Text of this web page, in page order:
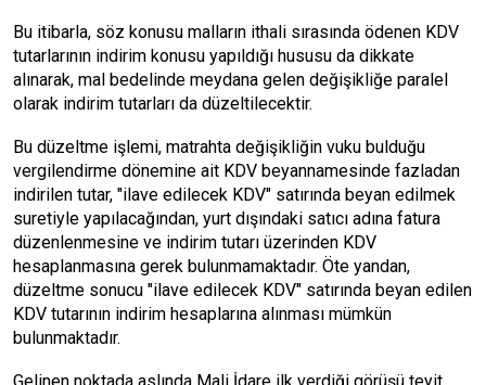
Bu itibarla, söz konusu malların ithali sırasında ödenen KDV
tutarlarının indirim konusu yapıldığı hususu da dikkate
alınarak, mal bedelinde meydana gelen değişikliğe paralel
olarak indirim tutarları da düzeltilecektir.
Bu düzeltme işlemi, matrahta değişikliğin vuku bulduğu
vergilendirme dönemine ait KDV beyannamesinde fazladan
indirilen tutar, "ilave edilecek KDV" satırında beyan edilmek
suretiyle yapılacağından, yurt dışındaki satıcı adına fatura
düzenlenmesine ve indirim tutarı üzerinden KDV
hesaplanmasına gerek bulunmamaktadır. Öte yandan,
düzeltme sonucu "ilave edilecek KDV" satırında beyan edilen
KDV tutarının indirim hesaplarına alınması mümkün
bulunmaktadır.